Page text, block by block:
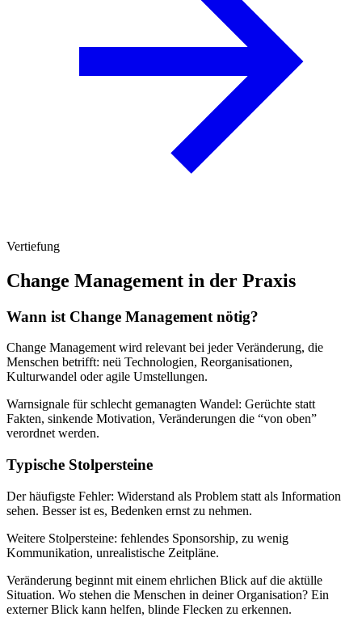
Vertiefung
Change Management in der Praxis
Wann ist Change Management nötig?
Change Management wird relevant bei jeder Veränderung, die
Menschen betrifft: neü Technologien, Reorganisationen,
Kulturwandel oder agile Umstellungen.
Warnsignale für schlecht gemanagten Wandel: Gerüchte statt
Fakten, sinkende Motivation, Veränderungen die “von oben”
verordnet werden.
Typische Stolpersteine
Der häufigste Fehler: Widerstand als Problem statt als Information
sehen. Besser ist es, Bedenken ernst zu nehmen.
Weitere Stolpersteine: fehlendes Sponsorship, zu wenig
Kommunikation, unrealistische Zeitpläne.
Veränderung beginnt mit einem ehrlichen Blick auf die aktülle
Situation. Wo stehen die Menschen in deiner Organisation? Ein
externer Blick kann helfen, blinde Flecken zu erkennen.